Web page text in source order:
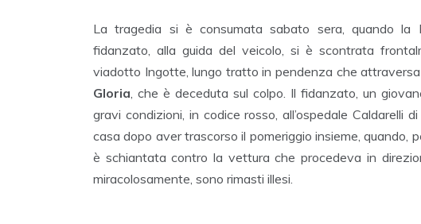
La tragedia si è consumata sabato sera, quando la
fidanzato, alla guida del veicolo, si è scontrata
viadotto Ingotte, lungo tratto in pendenza che attraversa
Gloria, che è deceduta sul colpo. Il fidanzato, un
gravi condizioni, in codice rosso, all’ospedale Caldarelli di
casa dopo aver trascorso il pomeriggio insieme, quando,
è schiantata contro la vettura che procedeva in
miracolosamente, sono rimasti illesi.